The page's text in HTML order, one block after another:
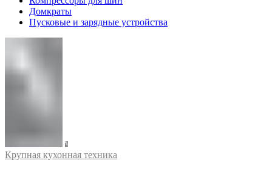
Домкраты
Пусковые и зарядные устройства
Крупная кухонная техника